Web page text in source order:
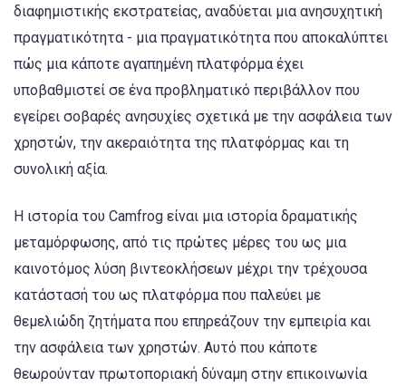
διαφημιστικής εκστρατείας, αναδύεται μια ανησυχητική
πραγματικότητα - μια πραγματικότητα που αποκαλύπτει
πώς μια κάποτε αγαπημένη πλατφόρμα έχει
υποβαθμιστεί σε ένα προβληματικό περιβάλλον που
εγείρει σοβαρές ανησυχίες σχετικά με την ασφάλεια των
χρηστών, την ακεραιότητα της πλατφόρμας και τη
συνολική αξία.
Η ιστορία του Camfrog είναι μια ιστορία δραματικής
μεταμόρφωσης, από τις πρώτες μέρες του ως μια
καινοτόμος λύση βιντεοκλήσεων μέχρι την τρέχουσα
κατάστασή του ως πλατφόρμα που παλεύει με
θεμελιώδη ζητήματα που επηρεάζουν την εμπειρία και
την ασφάλεια των χρηστών. Αυτό που κάποτε
θεωρούνταν πρωτοποριακή δύναμη στην επικοινωνία